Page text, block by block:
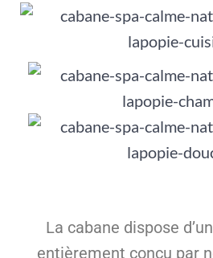
La cabane dispose
entièrement conçu par